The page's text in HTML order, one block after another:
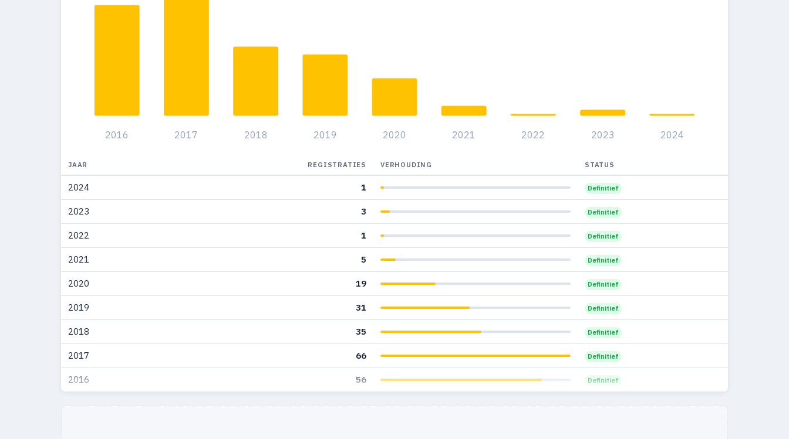
2016 2017 2018 2019 2020 2021 2022 2023 2024
JAAR REGISTRATIES VERHOUDING STATUS
2024 1 Definitief
2023 3 Definitief
2022 1 Definitief
2021 5 Definitief
2020 19 Definitief
2019 31 Definitief
2018 35 Definitief
2017 66 Definitief
2016 56 Definitief